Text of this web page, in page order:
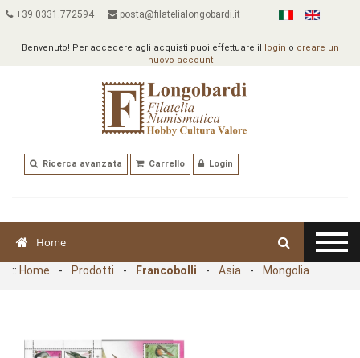
+39 0331.772594 posta@filatelialongobardi.it
Benvenuto! Per accedere agli acquisti puoi effettuare il login o creare un
nuovo account
Ricerca avanzata Carrello Login
Home
:: Home - Prodotti - Francobolli - Asia - Mongolia